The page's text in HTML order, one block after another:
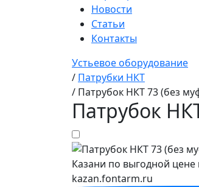
Новости
Статьи
Контакты
Устьевое оборудование
/ Патрубки НКТ
/ Патрубок НКТ 73 (без
Патрубок